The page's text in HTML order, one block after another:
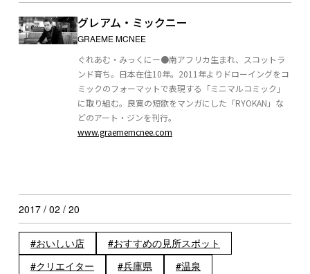
グレアム・ミックニー
GRAEME MCNEE
ぐれあむ・みっくにー●南アフリカ生まれ、スコットラ
ンド育ち。日本在住10年。2011年よりドローイングをコ
ミックのフォーマットで表現する「ミニマルコミック」
に取り組む。良寛の短歌をマンガにした「RYOKAN」な
どのアート・ジンを刊行。
www.graememcnee.com
2017 / 02 / 20
おいしい店
おすすめの見所スポット
クリエイター
兵庫県 温泉